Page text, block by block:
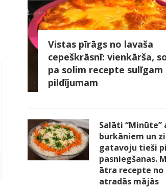
Vistas pīrāgs no lavaša
cepeškrāsnī: vienkārša,
pa solim recepte sulīgam
pildījumam
Salāti “Minūte”
burkāniem un
gatavoju tieši
pasniegšanas.
ātra recepte no
atradās mājās